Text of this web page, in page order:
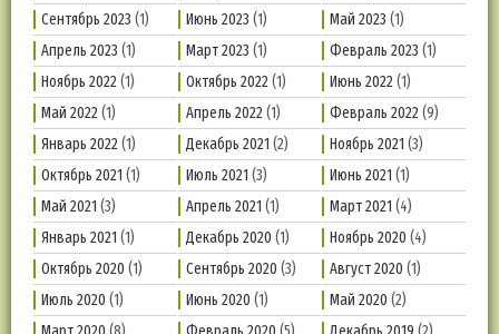
Сентябрь 2023 (1) Июнь 2023 (1) Май 2023 (1)
Апрель 2023 (1) Март 2023 (1) Февраль 2023 (1)
Ноябрь 2022(1) Октябрь 2022(1) Июнь 2022(1)
Май 2022(1) Апрель 2022(1) Февраль 2022(9)
Январь 2022(1) Декабрь 2021 (2) Ноябрь 2021 (3)
Октябрь 2021 (1) Июль 2021 (3) Июнь 2021 (1)
Май 2021 (3) Апрель 2021 (1) Март 2021 (4)
Январь 2021 (1) Декабрь 2020 (1) Ноябрь 2020 (4)
Октябрь 2020 (1) Сентябрь 2020 (3) Август 2020 (1)
Июль 2020 (1) Июнь 2020 (1) Май 2020 (2)